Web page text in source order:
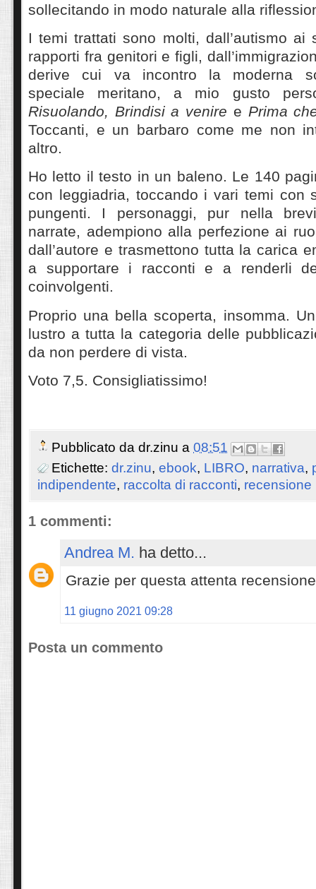
sollecitando in modo naturale alla
I temi trattati sono molti, dall’autismo ai
rapporti fra genitori e figli,
derive cui va incontro la moderna
speciale meritano, a mio gusto
Risuolando, Brindisi a venire e Prima
Toccanti, e un barbaro come me non
altro.
Ho letto il testo in un baleno. Le 140
con leggiadria, toccando i vari temi con
pungenti. I personaggi, pur nella
narrate, adempiono alla perfezione ai
dall’autore e trasmettono tutta la carica
a supportare i racconti e a renderli
coinvolgenti.
Proprio una bella scoperta, insomma.
lustro a tutta la categoria delle
da non perdere di vista.
Voto 7,5. Consigliatissimo!
Pubblicato da dr.zinu a 08:51
Etichette: dr.zinu, ebook, LIBRO, narrativa,
indipendente, raccolta di racconti, recensione
1 commenti:
Andrea M. ha detto...
Grazie per questa attenta recensione
11 giugno 2021 09:28
Posta un commento